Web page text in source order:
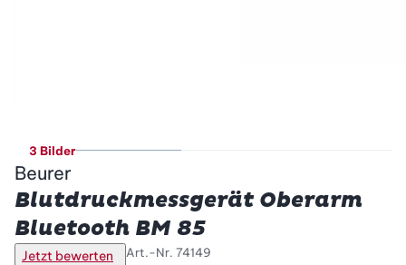
3 Bilder
Beurer
Blutdruckmessgerät Oberarm
Bluetooth BM 85
Jetzt bewerten Art.-Nr. 74149